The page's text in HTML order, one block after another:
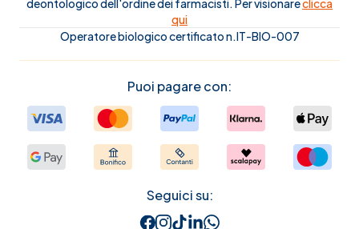
deontologico dell'ordine dei farmacisti. Per visionareclicca
qui
Operatore biologico certificato n.IT-BIO-007
Puoi pagare con:
Seguici su: